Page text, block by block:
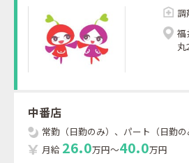
調
福
丸
中番店
常勤（日勤のみ）、パート（日勤の
月給 26.0万円～40.0万円